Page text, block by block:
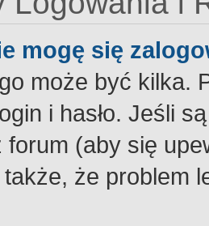
mogę się
może być kilka.
i hasło. Jeśli
(aby się
że problem